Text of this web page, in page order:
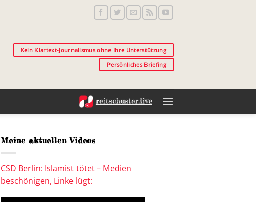
Kein Klartext-Journalismus ohne Ihre Unterstützung
Persönliches Briefing
Meine aktuellen Videos
CSD Berlin: Islamist tötet – Medien
beschönigen, Linke lügt: